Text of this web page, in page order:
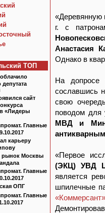
TOП
депутата
сайт
«Лидеры
Главные
карьеру
рынок Москвы
Главные
ОПГ
Главные
«Деревянную
г. с
Анастасия
Однако в
На допросе
сославшись
свою
поводом для
МВД и
«Первое
(ЭКЦ) УВД
является
шпилечные
«Коммерсант»